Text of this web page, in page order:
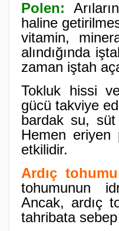
Polen:
haline
vitamin,
alındığında
zaman iştah
Tokluk hissi
gücü takviye
bardak su, süt
Hemen eriyen
etkilidir.
Ardıç
tohumunun
Ancak, ardıç
tahribata